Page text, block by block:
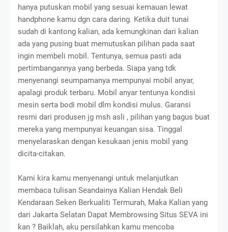
hanya putuskan mobil yang sesuai kemauan lewat
handphone kamu dgn cara daring. Ketika duit tunai
sudah di kantong kalian, ada kemungkinan dari kalian
ada yang pusing buat memutuskan pilihan pada saat
ingin membeli mobil. Tentunya, semua pasti ada
pertimbangannya yang berbeda. Siapa yang tdk
menyenangi seumpamanya mempunyai mobil anyar,
apalagi produk terbaru. Mobil anyar tentunya kondisi
mesin serta bodi mobil dlm kondisi mulus. Garansi
resmi dari produsen jg msh asli , pilihan yang bagus buat
mereka yang mempunyai keuangan sisa. Tinggal
menyelaraskan dengan kesukaan jenis mobil yang
dicita-citakan.
Kami kira kamu menyenangi untuk melanjutkan
membaca tulisan Seandainya Kalian Hendak Beli
Kendaraan Seken Berkualiti Termurah, Maka Kalian yang
dari Jakarta Selatan Dapat Membrowsing Situs SEVA ini
kan ? Baiklah, aku persilahkan kamu mencoba